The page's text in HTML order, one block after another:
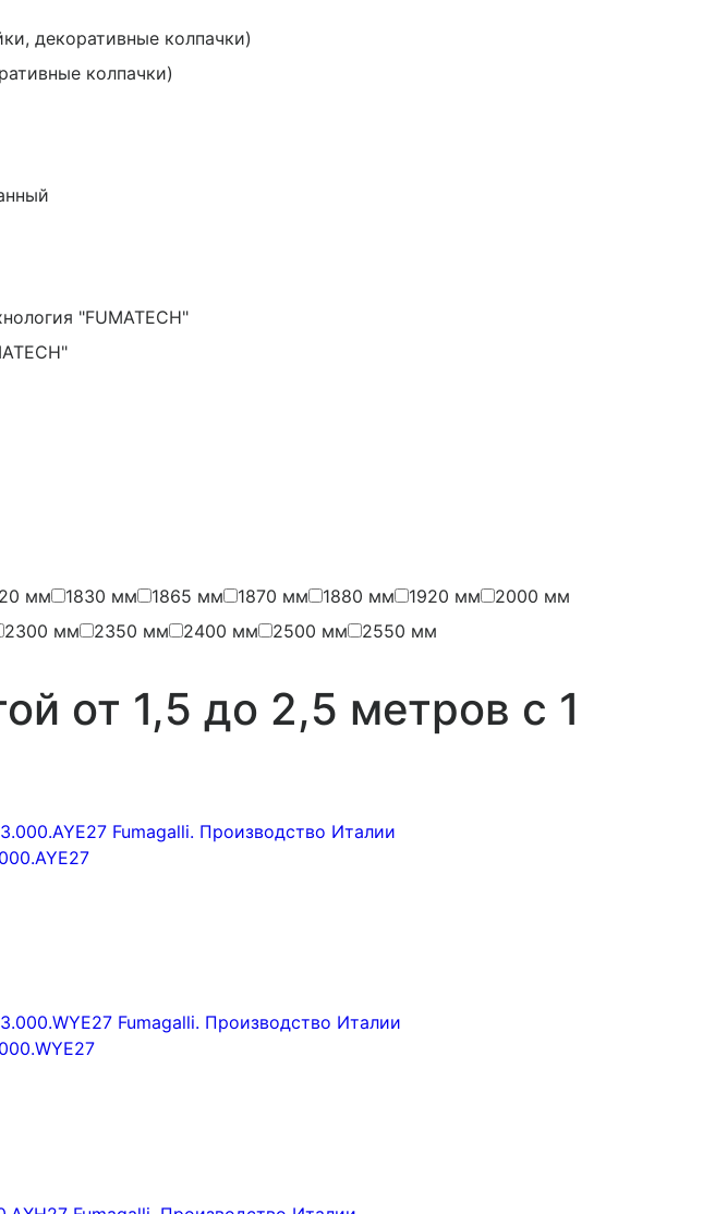
декоративные колпачки)
колпачки)
"FUMATECH"
мм 1830 мм 1865 мм 1870 мм 1880 мм 1920 мм
2000 мм
2300 мм 2350 мм 2400 мм 2500 мм 2550 мм
от 1,5 до 2,5 метров с 1